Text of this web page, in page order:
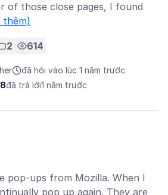
of those close pages, I found
thêm)
2 614
đã hỏi vào lúc 1 năm trước
đã trả lời1 năm trước
pop-ups from Mozilla. When I
pop up again. They are